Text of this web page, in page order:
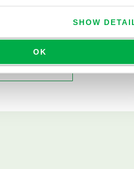
SHOW
OK
CONTACTER